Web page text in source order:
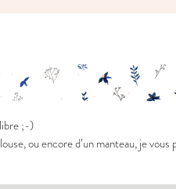
;-)
ou encore d’un manteau, je vous